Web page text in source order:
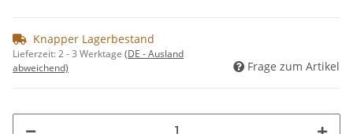
Knapper Lagerbestand
Lieferzeit:2 - 3 Werktage (DE - Ausland
abweichend)
Frage zum Artikel